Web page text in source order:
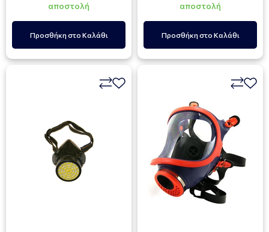
αποστολή
Προσθήκη στο Καλάθι
αποστολή
Προσθήκη στο Καλάθι